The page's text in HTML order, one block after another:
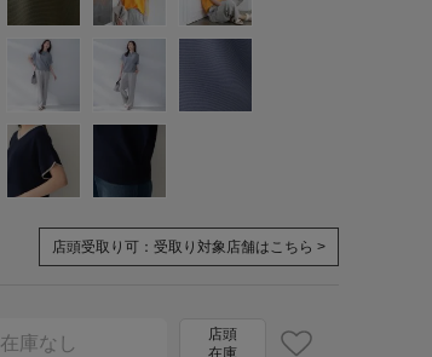
店頭受取り可： 受取り対象店舗はこちら >
在庫なし
店頭
在庫